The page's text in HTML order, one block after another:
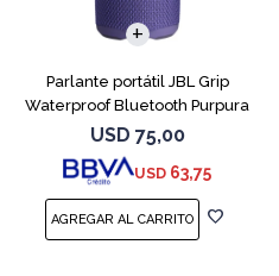
Parlante portátil JBL Grip
Waterproof Bluetooth Purpura
USD 75,00
USD 63,75